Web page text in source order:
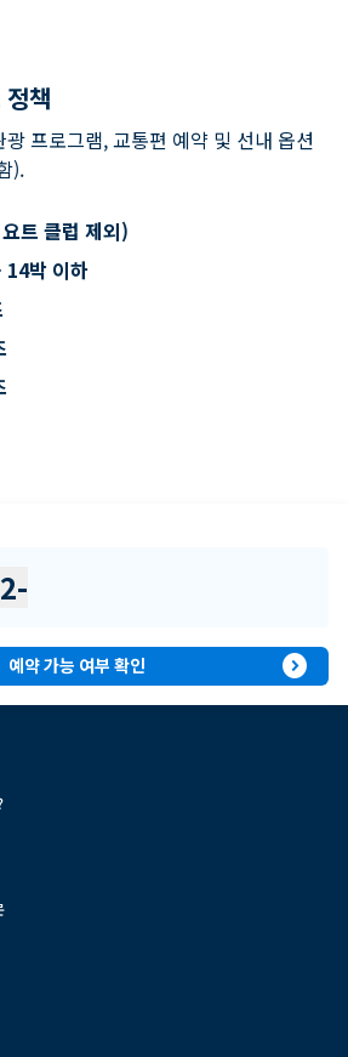
책
프로그램, 교통편 예약 및 선내 옵션
).
트 클럽 제외)
14박 이하
-
예약 가능 여부 확인 expand_circle_right